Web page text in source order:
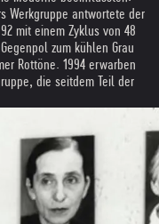
Werkgruppe antwortete der
mit einem Zyklus von 48
zum kühlen Grau
Rottöne. 1994 erwarben
die seitdem Teil der